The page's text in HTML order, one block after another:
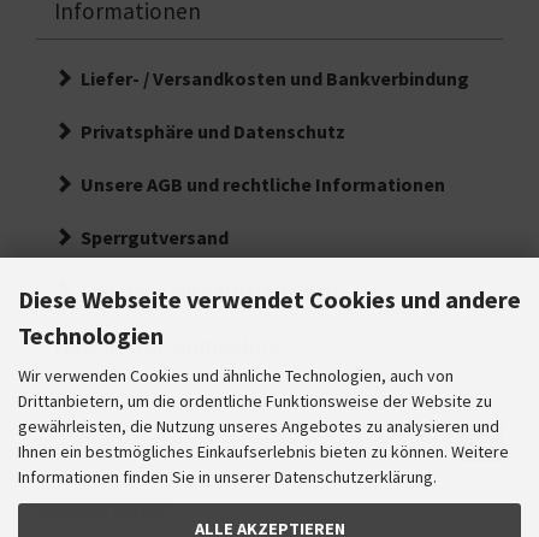
Informationen
Liefer- / Versandkosten und Bankverbindung
Privatsphäre und Datenschutz
Unsere AGB und rechtliche Informationen
Sperrgutversand
Erklärung zur Barrierefreiheit
Newsletter-Anmeldung
E-Mail-Adresse:
Ihre
E-
Mail
Der Newsletter kann jederzeit hier oder in Ihrem Kundenkonto
abbestellt werden.
Diese Webseite verwendet Cookies und andere
Technologien
Wir verwenden Cookies und ähnliche Technologien, auch von
Drittanbietern, um die ordentliche Funktionsweise der Website zu
gewährleisten, die Nutzung unseres Angebotes zu analysieren und
Ihnen ein bestmögliches Einkaufserlebnis bieten zu können. Weitere
Informationen finden Sie in unserer Datenschutzerklärung.
ALLE AKZEPTIEREN